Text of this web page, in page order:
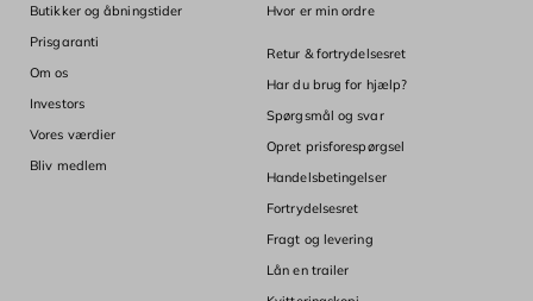
Butikker og åbningstider
Prisgaranti
Om os
Investors
Vores værdier
Bliv medlem
Hvor er min ordre
Retur & fortrydelsesret
Har du brug for hjælp?
Spørgsmål og svar
Opret prisforespørgsel
Handelsbetingelser
Fortrydelsesret
Fragt og levering
Lån en trailer